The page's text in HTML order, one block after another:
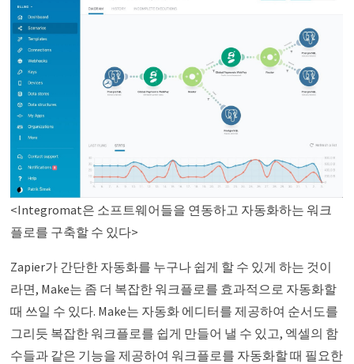
<Integromat은 소프트웨어들을 연동하고 자동화하는 워크
플로를 구축할 수 있다>
Zapier가 간단한 자동화를 누구나 쉽게 할 수 있게 하는 것이
라면, Make는 좀 더 복잡한 워크플로를 효과적으로 자동화할
때 쓰일 수 있다. Make는 자동화 에디터를 제공하여 순서도를
그리듯 복잡한 워크플로를 쉽게 만들어 낼 수 있고, 엑셀의 함
수들과 같은 기능을 제공하여 워크플로를 자동화할 때 필요한